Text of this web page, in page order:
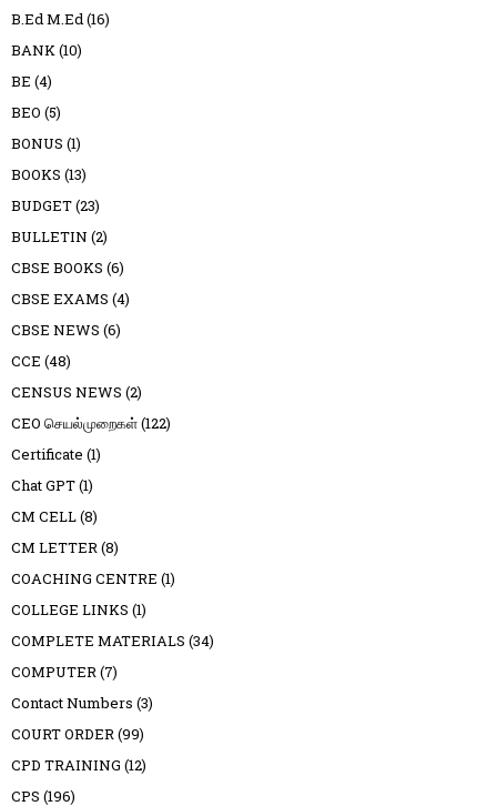
B.Ed M.Ed(16)
BANK(10)
BE (4)
BEO (5)
BONUS (1)
BOOKS (13)
BUDGET(23)
BULLETIN (2)
CBSE BOOKS (6)
CBSE EXAMS (4)
CBSE NEWS (6)
CCE (48)
CENSUS NEWS (2)
CEO செயல்முறைகள்(122)
Certificate (1)
Chat GPT(1)
CM CELL(8)
CM LETTER(8)
COACHING CENTRE (1)
COLLEGE LINKS (1)
COMPLETE MATERIALS (34)
COMPUTER(7)
Contact Numbers (3)
COURT ORDER(99)
CPD TRAINING (12)
CPS (196)